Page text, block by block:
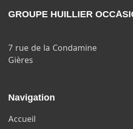
GROUPE HUILLIER
7 rue de la Condamine
Gières
Navigation
Accueil